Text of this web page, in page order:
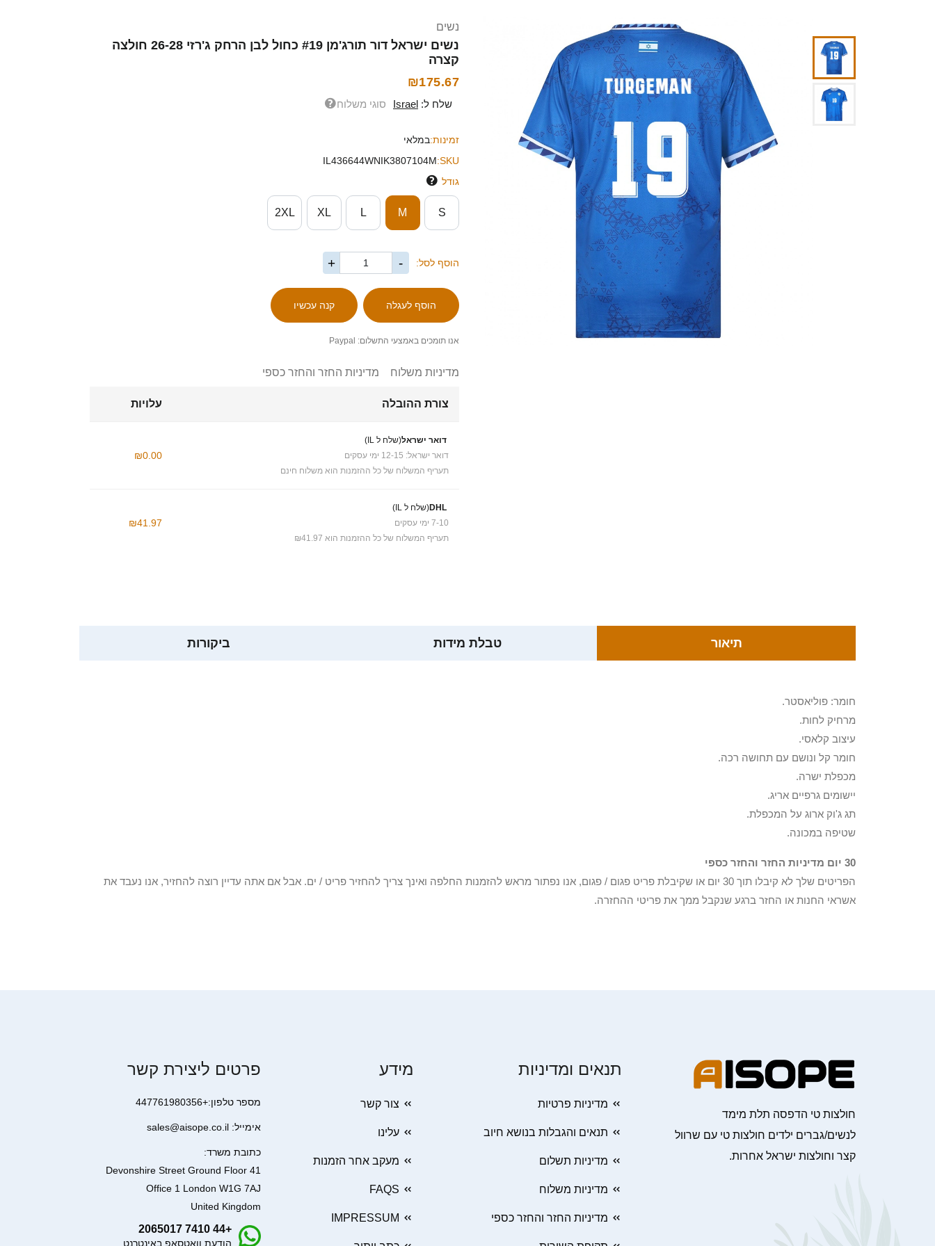
נשים
נשים ישראל דור תורג'מן #19 כחול לבן הרחק ג'רזי 26-28 חולצה
קצרה
₪175.67
שלח ל: Israel סוגי משלוח
זמינות:במלאי
SKU:
IL436644WNIK3807104M
גודל
S
M
L
XL
2XL
הוסף לסל: -
+
אנו תומכים באמצעי התשלום: Paypal
מדיניות משלוח מדיניות החזר והחזר כספי
צורת ההובלה עלויות
דואר ישראל(שלח ל IL)
דואר ישראל: 12-15 ימי עסקים
תעריף המשלוח של כל ההזמנות הוא משלוח חינם
₪0.00
DHL(שלח ל IL)
7-10 ימי עסקים
תעריף המשלוח של כל ההזמנות הוא ₪41.97
₪41.97
תיאור טבלת מידות ביקורות
חומר: פוליאסטר.
מרחיק לחות.
עיצוב קלאסי.
חומר קל ונושם עם תחושה רכה.
מכפלת ישרה.
יישומים גרפיים אריג.
תג ג'וק ארוג על המכפלת.
שטיפה במכונה.
30 יום מדיניות החזר והחזר כספי
הפריטים שלך לא קיבלו תוך 30 יום או שקיבלת פריט פגום / פגום, אנו נפתור מראש להזמנות החלפה ואינך צריך להחזיר פריט / ים. אבל אם אתה עדיין רוצה להחזיר, אנו נעבד את
אשראי החנות או החזר ברגע שנקבל ממך את פריטי ההחזרה.
חולצות טי הדפסה תלת מימד
לנשים/גברים ילדים חולצות טי עם שרוול
קצר וחולצות ישראל אחרות.
תנאים ומדיניות
מדיניות פרטיות
תנאים והגבלות בנושא חיוב
מדיניות תשלום
מדיניות משלוח
מדיניות החזר והחזר כספי
מידע
צור קשר
עלינו
מעקב אחר הזמנות
FAQS
IMPRESSUM
פרטים ליצירת קשר
מספר טלפון:+447761980356
אימייל: sales@aisope.co.il
כתובת משרד:
41 Devonshire Street Ground Floor
Office 1 London W1G 7AJ
United Kingdom
+44 7410 2065017
הודעת וואטסאפ באינטרנט